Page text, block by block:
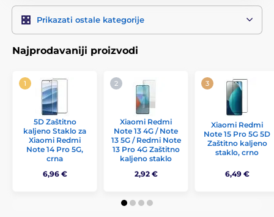
Prikazati ostale kategorije
Najprodavaniji proizvodi
5D Zaštitno
kaljeno Staklo za
Xiaomi Redmi
Note 14 Pro 5G,
crna
6,96 €
Xiaomi Redmi
Note 13 4G / Note
13 5G / Redmi Note
13 Pro 4G Zaštitno
kaljeno staklo
2,92 €
Xiaomi Redmi
Note 15 Pro 5G 5D
Zaštitno kaljeno
staklo, crno
6,49 €